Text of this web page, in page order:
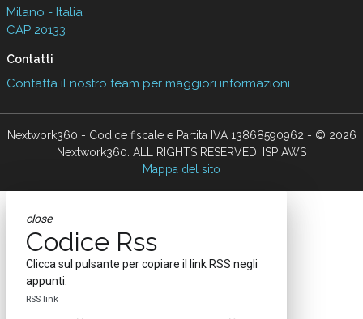
Milano - Italia
CAP 20133
Contatti
Contatta il nostro team per maggiori informazioni
Nextwork360 - Codice fiscale e Partita IVA 13868590962 - © 2026
Nextwork360. ALL RIGHTS RESERVED. ISP AWS
Mappa del sito
close
Codice Rss
Clicca sul pulsante per copiare il link RSS negli
appunti.
RSS link